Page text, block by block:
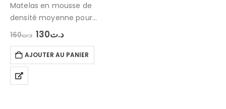
Matelas en mousse de
densité moyenne pour
usage d’appoint
Déhoussable , enveloppe
zippée
la mousse polyéther est
د.ت160 Le
initial
était :
د.ت160.
د.ت130 Le
actuel
est :
د.ت130.
AJOUTER AU PANIER